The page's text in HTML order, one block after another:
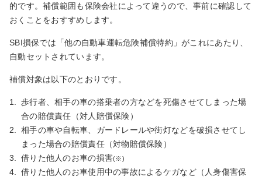
的です。補償範囲も保険会社によって違うので、事前に確認して
おくことをおすすめします。
SBI損保では「他の自動車運転危険補償特約」がこれにあたり、
自動セットされています。
補償対象は以下のとおりです。
1.
歩行者、相手の車の搭乗者の方などを死傷させてしまった場
合の賠償責任（対人賠償保険）
2.
相手の車や自転車、ガードレールや街灯などを破損させてし
まった場合の賠償責任（対物賠償保険）
3.
借りた他人のお車の損害(※)
4.
借りた他人のお車使用中の事故によるケガなど（人身傷害保